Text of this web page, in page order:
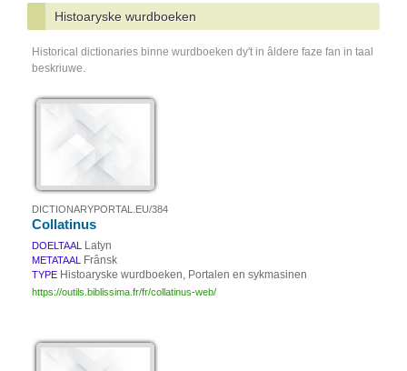
Histoaryske wurdboeken
Historical dictionaries binne wurdboeken dy't in âldere faze fan in taal
beskriuwe.
DICTIONARYPORTAL.EU/384
Collatinus
DOELTAAL Latyn
METATAAL Frânsk
TYPE Histoaryske wurdboeken, Portalen en sykmasinen
https://outils.biblissima.fr/fr/collatinus-web/